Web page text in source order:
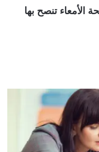
الأمعاء تنصح بها